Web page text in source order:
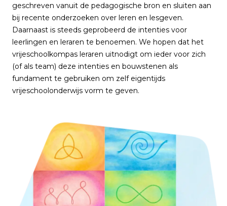
geschreven vanuit de pedagogische bron en sluiten aan
bij recente onderzoeken over leren en lesgeven.
Daarnaast is steeds geprobeerd de intenties voor
leerlingen en leraren te benoemen. We hopen dat het
vrijeschoolkompas leraren uitnodigt om ieder voor zich
(of als team) deze intenties en bouwstenen als
fundament te gebruiken om zelf eigentijds
vrijeschoolonderwijs vorm te geven.